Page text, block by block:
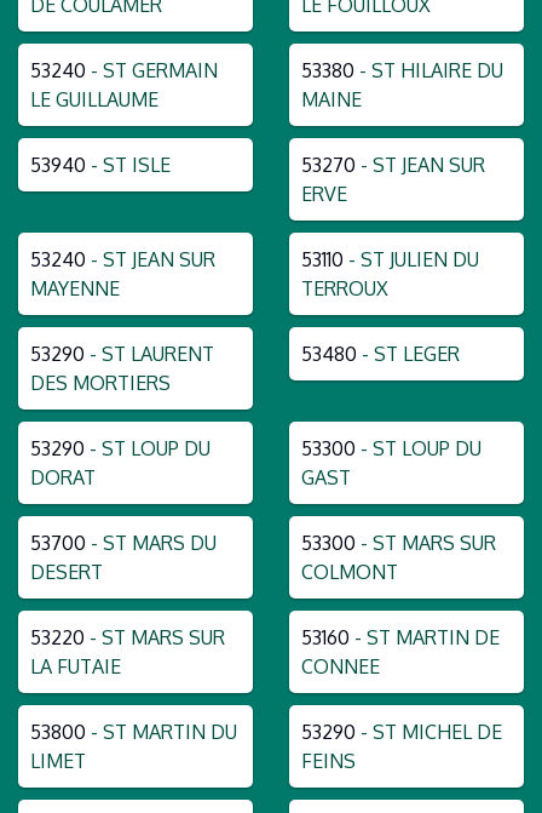
DE COULAMER
LE FOUILLOUX
53240 - ST GERMAIN
LE GUILLAUME
53380 - ST HILAIRE DU
MAINE
53940 - ST ISLE 53270 - ST JEAN SUR
ERVE
53240 - ST JEAN SUR
MAYENNE
53110 - ST JULIEN DU
TERROUX
53290 - ST LAURENT
DES MORTIERS
53480 - ST LEGER
53290 - ST LOUP DU
DORAT
53300 - ST LOUP DU
GAST
53700 - ST MARS DU
DESERT
53300 - ST MARS SUR
COLMONT
53220 - ST MARS SUR
LA FUTAIE
53160 - ST MARTIN DE
CONNEE
53800 - ST MARTIN DU
LIMET
53290 - ST MICHEL DE
FEINS